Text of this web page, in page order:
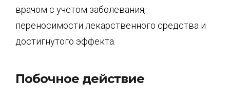
врачом с учетом заболевания,
переносимости лекарственного средства и
достигнутого эффекта.
Побочное действие